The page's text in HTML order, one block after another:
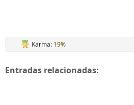
Karma: 19%
Entradas relacionadas: